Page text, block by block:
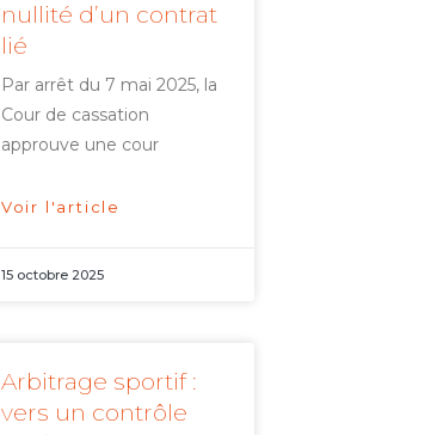
nullité d’un contrat
lié
Par arrêt du 7 mai 2025, la
Cour de cassation
approuve une cour
Voir l'article
15 octobre 2025
Arbitrage sportif :
vers un contrôle